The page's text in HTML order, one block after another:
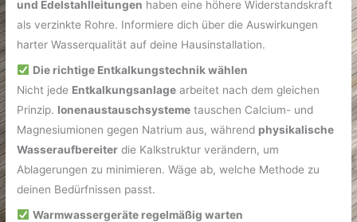
und Edelstahlleitungen haben eine höhere Widerstandskraft
als verzinkte Rohre. Informiere dich über die Auswirkungen
harter Wasserqualität auf deine Hausinstallation.
Die richtige Entkalkungstechnik wählen
Nicht jede Entkalkungsanlage arbeitet nach dem gleichen
Prinzip. Ionenaustauschsysteme tauschen Calcium- und
Magnesiumionen gegen Natrium aus, während physikalische
Wasseraufbereiter die Kalkstruktur verändern, um
Ablagerungen zu minimieren. Wäge ab, welche Methode zu
deinen Bedürfnissen passt.
Warmwassergeräte regelmäßig warten